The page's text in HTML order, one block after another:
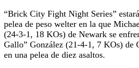
“Brick City Fight Night Series”
pelea de peso welter en la que
(24-3-1, 18 KOs) de Newark se
Gallo” González (21-4-1, 7 KOs) de
en una pelea de diez asaltos.